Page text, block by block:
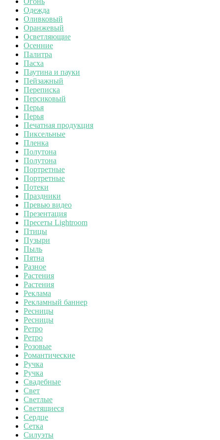
Одежда
Оливковый
Оранжевый
Осветляющие
Осенние
Палитра
Пасха
Паутина и пауки
Пейзажный
Переписка
Персиковый
Перья
Перья
Печатная продукция
Пиксельные
Пленка
Полутона
Полутона
Портретные
Портретные
Потеки
Праздники
Превью видео
Презентация
Пресеты Lightroom
Птицы
Пузыри
Пыль
Пятна
Разное
Растения
Растения
Реклама
Рекламный баннер
Ресницы
Ресницы
Ретро
Ретро
Розовые
Романтические
Ручка
Ручка
Свадебные
Свет
Светлые
Светящиеся
Сердце
Сетка
Силуэты